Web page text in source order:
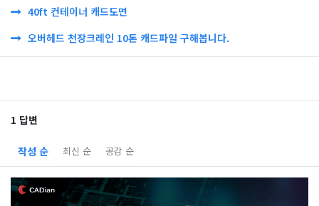
40ft 컨테이너 캐드도면
오버헤드 천장크레인 10톤 캐드파일 구해봅니다.
1 답변
작성 순 최신 순 공감 순